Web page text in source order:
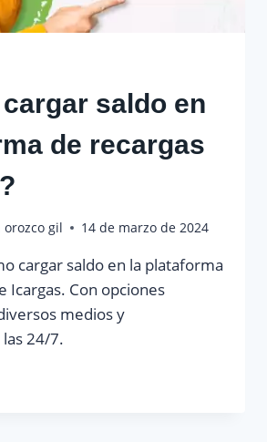
saldo en
de recargas
gil 14 de marzo de 2024
cargar saldo en la plataforma
Icargas. Con opciones
medios y
24/7.